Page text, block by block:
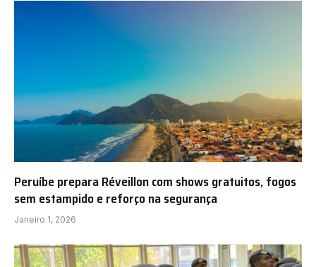
Peruíbe prepara Réveillon com shows gratuitos, fogos
sem estampido e reforço na segurança
Janeiro 1, 2026